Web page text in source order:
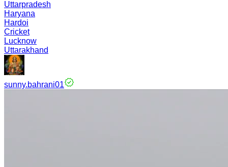
Uttarpradesh
Haryana
Hardoi
Cricket
Lucknow
Uttarakhand
sunny.bahrani01